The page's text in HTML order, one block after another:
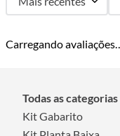
Carregando avaliações…
Todas as categorias
Kit Gabarito